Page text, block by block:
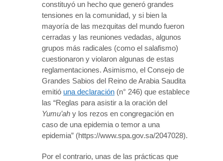
constituyó un hecho que generó grandes
tensiones en la comunidad, y si bien la
mayoría de las mezquitas del mundo fueron
cerradas y las reuniones vedadas, algunos
grupos más radicales (como el salafismo)
cuestionaron y violaron algunas de estas
reglamentaciones. Asimismo, el Consejo de
Grandes Sabios del Reino de Arabia Saudita
emitió una declaración (n° 246) que establece
las “Reglas para asistir a la oración del
Yumu’ah y los rezos en congregación en
caso de una epidemia o temor a una
epidemia” (https://www.spa.gov.sa/2047028).
Por el contrario, unas de las prácticas que